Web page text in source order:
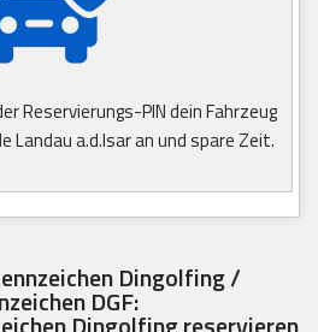
Reservierungs-PIN dein Fahrzeug
Landau a.d.Isar an und spare Zeit.
Dingolfing /
DGF: